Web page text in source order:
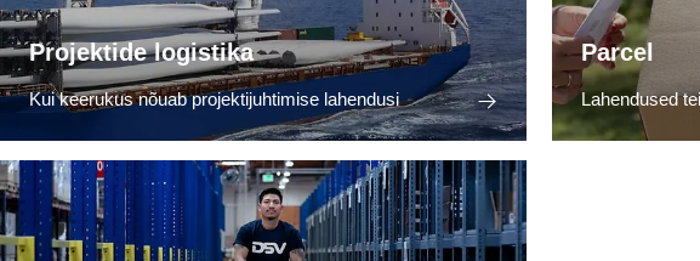
Projektide logistika
Kui keerukus nõuab projektijuhtimise lahendusi
Parcel
Lahendused